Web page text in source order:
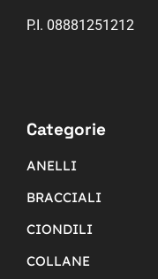
P.I. 08881251212
Categorie
ANELLI
BRACCIALI
CIONDILI
COLLANE